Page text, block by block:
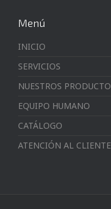
Menú
INICIO
SERVICIOS
NUESTROS
EQUIPO HUMANO
CATÁLOGO
ATENCIÓN AL CLIENTE